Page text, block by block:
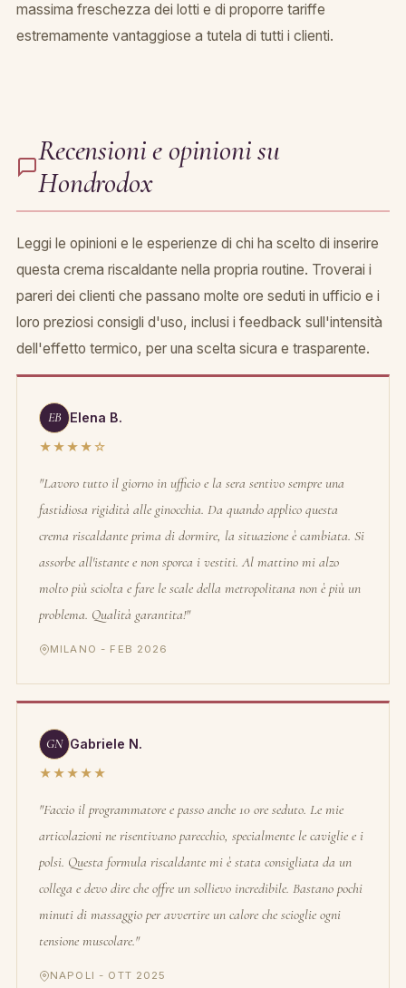
massima freschezza dei lotti e di proporre tariffe
estremamente vantaggiose a tutela di tutti i clienti.
Recensioni e opinioni su
Hondrodox
Leggi le opinioni e le esperienze di chi ha scelto di inserire
questa crema riscaldante nella propria routine. Troverai i
pareri dei clienti che passano molte ore seduti in ufficio e i
loro preziosi consigli d'uso, inclusi i feedback sull'intensità
dell'effetto termico, per una scelta sicura e trasparente.
EB Elena B.
★★★★☆
"Lavoro tutto il giorno in ufficio e la sera sentivo sempre una
fastidiosa rigidità alle ginocchia. Da quando applico questa
crema riscaldante prima di dormire, la situazione è cambiata. Si
assorbe all'istante e non sporca i vestiti. Al mattino mi alzo
molto più sciolta e fare le scale della metropolitana non è più un
problema. Qualità garantita!"
MILANO - FEB 2026
GN Gabriele N.
★★★★★
"Faccio il programmatore e passo anche 10 ore seduto. Le mie
articolazioni ne risentivano parecchio, specialmente le caviglie e i
polsi. Questa formula riscaldante mi è stata consigliata da un
collega e devo dire che offre un sollievo incredibile. Bastano pochi
minuti di massaggio per avvertire un calore che scioglie ogni
tensione muscolare."
NAPOLI - OTT 2025